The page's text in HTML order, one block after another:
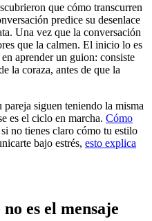
que cómo transcurren
predice su desenlace
Una vez que la conversación
que la calmen. El inicio lo es
aprender un guion: consiste
la coraza, antes de que la
siguen teniendo la misma
es el ciclo en marcha. Cómo
no tienes claro cómo tu estilo
bajo estrés, esto explica
es el mensaje